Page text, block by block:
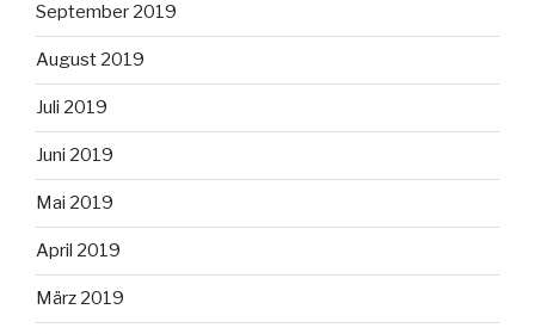
September 2019
August 2019
Juli 2019
Juni 2019
Mai 2019
April 2019
März 2019